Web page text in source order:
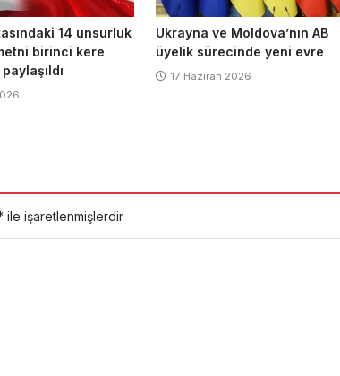
14 unsurluk
birinci kere
Ukrayna ve Moldova’nın AB
üyelik sürecinde yeni evre
17 Haziran 2026
ile işaretlenmişlerdir